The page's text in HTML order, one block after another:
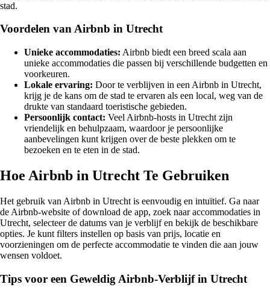
stad.
Voordelen van Airbnb in Utrecht
Unieke accommodaties: Airbnb biedt een breed scala aan
unieke accommodaties die passen bij verschillende budgetten en
voorkeuren.
Lokale ervaring: Door te verblijven in een Airbnb in Utrecht,
krijg je de kans om de stad te ervaren als een local, weg van de
drukte van standaard toeristische gebieden.
Persoonlijk contact: Veel Airbnb-hosts in Utrecht zijn
vriendelijk en behulpzaam, waardoor je persoonlijke
aanbevelingen kunt krijgen over de beste plekken om te
bezoeken en te eten in de stad.
Hoe Airbnb in Utrecht Te Gebruiken
Het gebruik van Airbnb in Utrecht is eenvoudig en intuïtief. Ga naar
de Airbnb-website of download de app, zoek naar accommodaties in
Utrecht, selecteer de datums van je verblijf en bekijk de beschikbare
opties. Je kunt filters instellen op basis van prijs, locatie en
voorzieningen om de perfecte accommodatie te vinden die aan jouw
wensen voldoet.
Tips voor een Geweldig Airbnb-Verblijf in Utrecht